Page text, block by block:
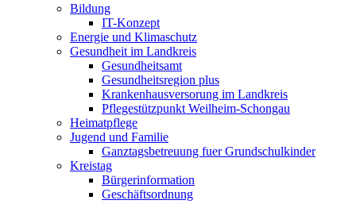
Bildung
IT-Konzept
Energie und Klimaschutz
Gesundheit im Landkreis
Gesundheitsamt
Gesundheitsregion plus
Krankenhausversorung im Landkreis
Pflegestützpunkt Weilheim-Schongau
Heimatpflege
Jugend und Familie
Ganztagsbetreuung fuer Grundschulkinder
Kreistag
Bürgerinformation
Geschäftsordnung